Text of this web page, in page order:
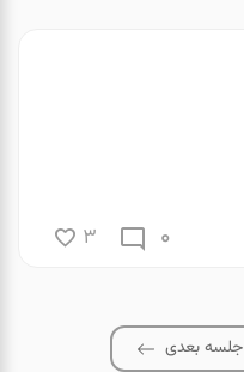
0
3
جلسه بعدی